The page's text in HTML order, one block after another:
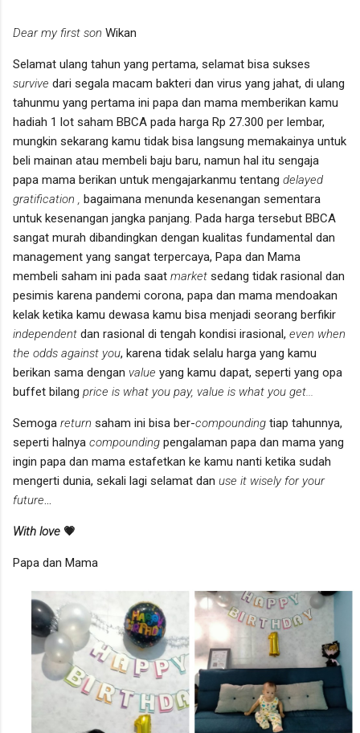
Dear my first son Wikan
Selamat ulang tahun yang pertama, selamat bisa sukses
survive dari segala macam bakteri dan virus yang jahat, di ulang
tahunmu yang pertama ini papa dan mama memberikan kamu
hadiah 1 lot saham BBCA pada harga Rp 27.300 per lembar,
mungkin sekarang kamu tidak bisa langsung memakainya untuk
beli mainan atau membeli baju baru, namun hal itu sengaja
papa mama berikan untuk mengajarkanmu tentang delayed
gratification , bagaimana menunda kesenangan sementara
untuk kesenangan jangka panjang. Pada harga tersebut BBCA
sangat murah dibandingkan dengan kualitas fundamental dan
management yang sangat terpercaya, Papa dan Mama
membeli saham ini pada saat market sedang tidak rasional dan
pesimis karena pandemi corona, papa dan mama mendoakan
kelak ketika kamu dewasa kamu bisa menjadi seorang berfikir
independent dan rasional di tengah kondisi irasional, even when
the odds against you, karena tidak selalu harga yang kamu
berikan sama dengan value yang kamu dapat, seperti yang opa
buffet bilang price is what you pay, value is what you get...
Semoga return saham ini bisa ber-compounding tiap tahunnya,
seperti halnya compounding pengalaman papa dan mama yang
ingin papa dan mama estafetkan ke kamu nanti ketika sudah
mengerti dunia, sekali lagi selamat dan use it wisely for your
future...
With love 💗
Papa dan Mama